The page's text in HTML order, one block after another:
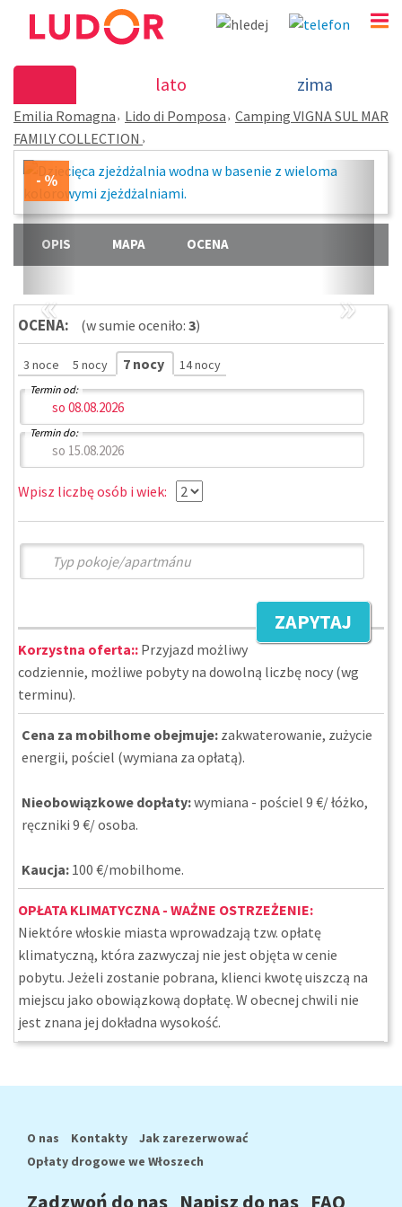
Camping VIGNA SUL MAR FAMILY COLLECTION -
Pomposa - Emilia Romagna
PN - PT: 9.00 - 15.00
lato zima
Emilia Romagna Lido di Pomposa Camping VIGNA SUL MAR
FAMILY COLLECTION
« »
OPIS MAPA OCENA
OCENA: (w sumie oceniło: 3)
3 noce 5 nocy 7 nocy 14 nocy
Termin od:
Termin do:
Wpisz liczbę osób i wiek:
ZAPYTAJ
Korzystna oferta:: Przyjazd możliwy
codziennie, możliwe pobyty na dowolną liczbę nocy (wg
terminu).
Cena za mobilhome obejmuje: zakwaterowanie, zużycie
energii, pościel (wymiana za opłatą).
Nieobowiązkowe dopłaty:wymiana - pościel 9 €/ łóżko,
ręczniki 9 €/ osoba.
Kaucja: 100 €/mobilhome.
OPŁATA KLIMATYCZNA - WAŻNE OSTRZEŻENIE:
Niektóre włoskie miasta wprowadzają tzw. opłatę
klimatyczną, która zazwyczaj nie jest objęta w cenie
pobytu. Jeżeli zostanie pobrana, klienci kwotę uiszczą na
miejscu jako obowiązkową dopłatę. W obecnej chwili nie
jest znana jej dokładna wysokość.
O nas Kontakty
Jak zarezerwować
Opłaty drogowe we Włoszech
Zadzwoń do nas Napisz do nas FAQ